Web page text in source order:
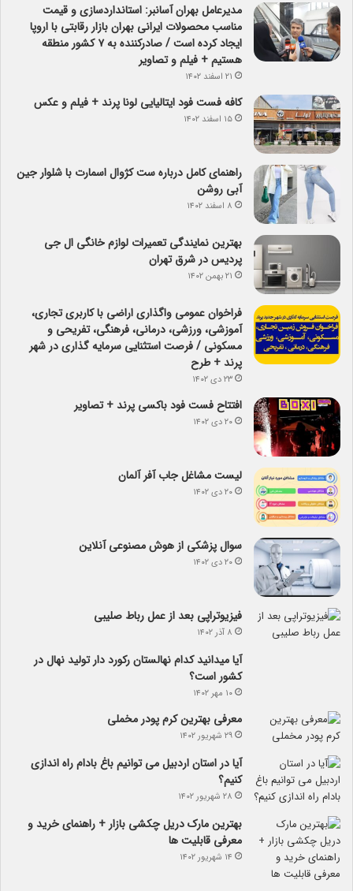
مدیرعامل بهران آسانبر: استانداردسازی و قیمت
مناسب محصولات ایرانی بهران بازار رقابتی با اروپا
ایجاد کرده است / صادرکننده به ۷ کشور منطقه
هستیم + فیلم و تصاویر
۲۱ اسفند ۱۴۰۲
کافه فست فود ایتالیایی لونا پرند + فیلم و عکس
۱۵ اسفند ۱۴۰۲
راهنمای کامل درباره ست کژوال اسمارت با شلوار جین
آبی روشن
۸ اسفند ۱۴۰۲
بهترین نمایندگی تعمیرات لوازم خانگی ال جی
پردیس در شرق تهران
۲۱ بهمن ۱۴۰۲
فراخوان عمومی واگذاری اراضی با کاربری تجاری،
آموزشی، ورزشی، درمانی، فرهنگی، تفریحی و
مسکونی / فرصت استثنایی سرمایه گذاری در شهر
پرند + طرح
۲۳ دی ۱۴۰۲
افتتاح فست فود باکسی پرند + تصاویر
۲۰ دی ۱۴۰۲
لیست مشاغل جاب آفر آلمان
۲۰ دی ۱۴۰۲
سوال پزشکی از هوش مصنوعی آنلاین
۲۰ دی ۱۴۰۲
فیزیوتراپی بعد از عمل رباط صلیبی
۸ آذر ۱۴۰۲
آیا می­دانید کدام نهالستان رکورد دار تولید نهال­ در
کشور است؟
۱۰ مهر ۱۴۰۲
معرفی بهترین کرم پودر مخملی
۲۹ شهریور ۱۴۰۲
آیا در استان اردبیل می توانیم باغ بادام راه اندازی
کنیم؟
۲۸ شهریور ۱۴۰۲
بهترین مارک دریل چکشی بازار + راهنمای خرید و
معرفی قابلیت ها
۱۴ شهریور ۱۴۰۲